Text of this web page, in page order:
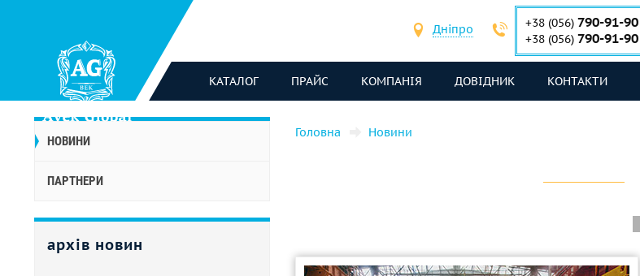
Дніпро +38 (056) 790-91-90
+38 (056) 790-91-90
КАТАЛОГ ПРАЙС КОМПАНІЯ ДОВІДНИК КОНТАКТИ
НОВИНИ
ПАРТНЕРИ
архів новин
Головна Новини